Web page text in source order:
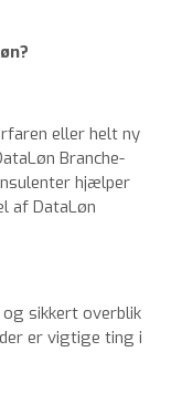
eller helt ny
Branche-
hjælper
af DataLøn
sikkert overblik
er vigtige ting i